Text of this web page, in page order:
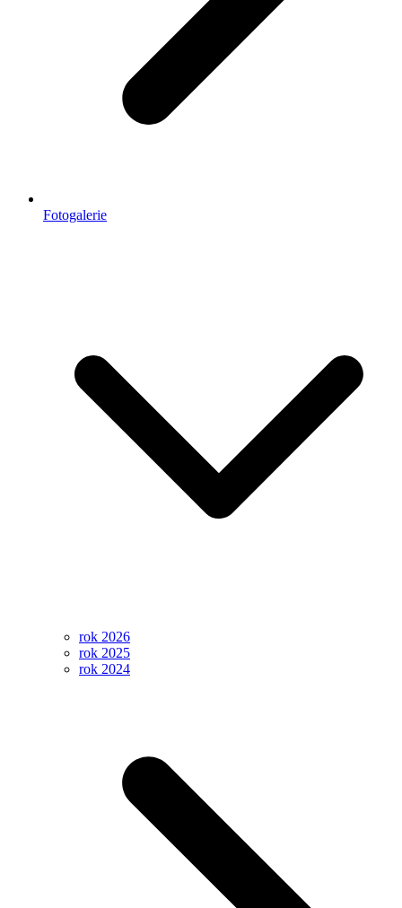
Fotogalerie
rok 2026
rok 2025
rok 2024